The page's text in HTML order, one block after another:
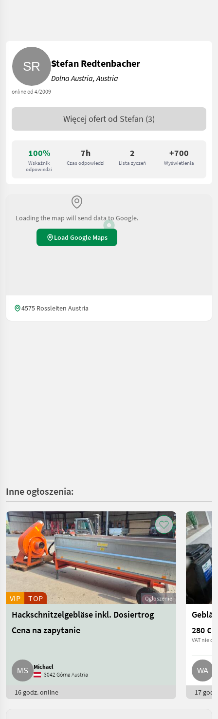
100%
Wskaźnik
odpowiedzi
7h
Czas odpowiedzi
2
Lista życzeń
+700
Wyświetlenia
online od 4/2009
Stefan Redtenbacher
Dolna Austria, Austria
Więcej ofert od Stefan (3)
Loading the map will send data to Google.
Load Google Maps
4575 Rossleiten Austria
Inne ogłoszenia:
Ogłoszenie
VIP TOP
Hackschnitzelgebläse inkl. Dosiertrog
Cena na zapytanie
Michael
3042 Górna Austria
16 godz. online
280 €
VAT nie
17